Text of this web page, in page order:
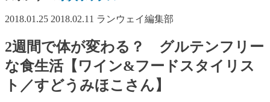
2018.01.25 2018.02.11 ランウェイ編集部
2週間で体が変わる？ グルテンフリー
な食生活【ワイン&フードスタイリス
ト／すどうみほこさん】